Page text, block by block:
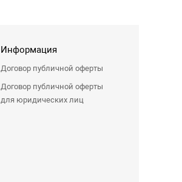
Информация
Договор публичной оферты
Договор публичной оферты
для юридических лиц